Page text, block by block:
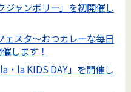
ャンボリー」を初開催し
スタ～おつカレーな毎日
します！
・la KIDS DAY」を開催し